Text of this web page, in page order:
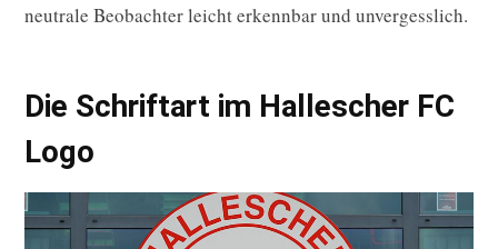
neutrale Beobachter leicht erkennbar und unvergesslich.
Die Schriftart im Hallescher FC
Logo